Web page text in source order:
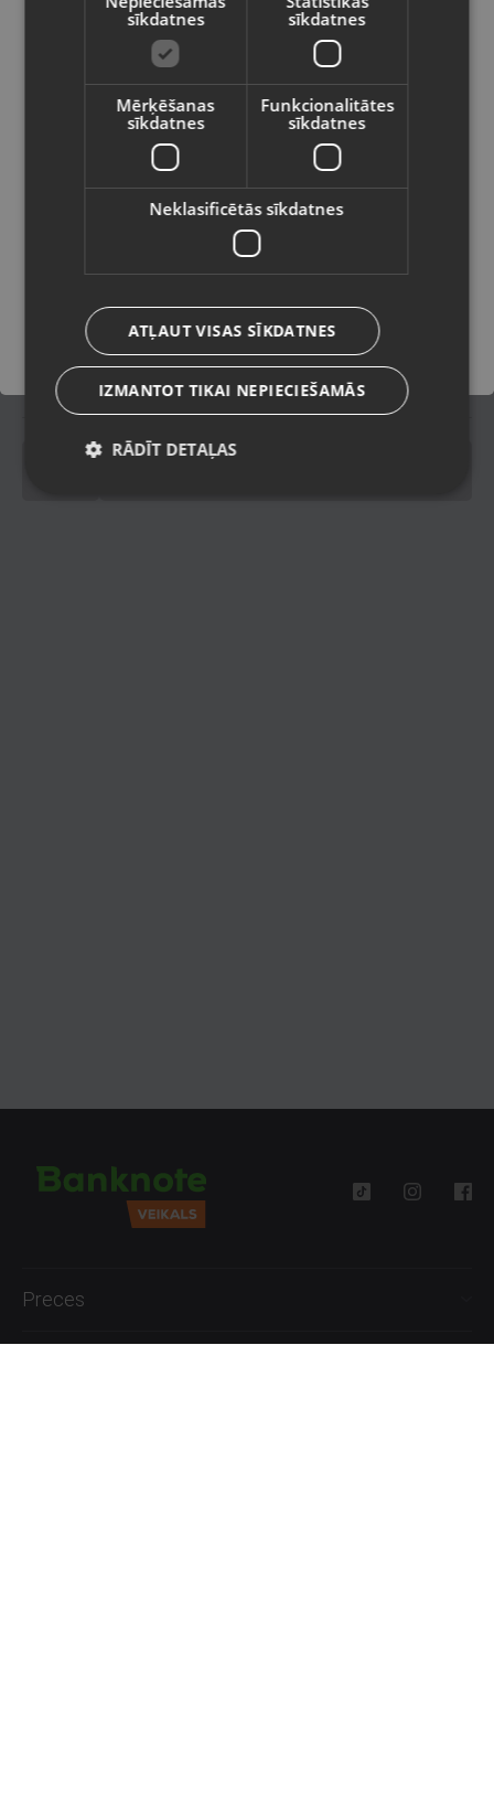
151063
Liepāja, Lielā iela 4
Telefona numurs: +371 25449945
Jauns (Garantija 24 mēneši)
Piegādes veidi
Spinning
Preces
Valsts
Latviešu / Latvian
Saglabāt
sīkdatnes
sīkdatnes
Mērķēšanas
sīkdatnes
Funkcionalitātes
sīkdatnes
Neklasificētās sīkdatnes
ATĻAUT VISAS SĪKDATNES
IZMANTOT TIKAI NEPIECIEŠAMĀS
RĀDĪT DETAĻAS